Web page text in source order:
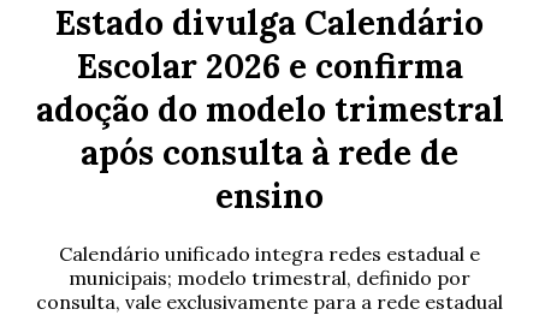
Estado divulga Calendário
Escolar 2026 e confirma
adoção do modelo trimestral
após consulta à rede de
ensino
Calendário unificado integra redes estadual e
municipais; modelo trimestral, definido por
consulta, vale exclusivamente para a rede estadual